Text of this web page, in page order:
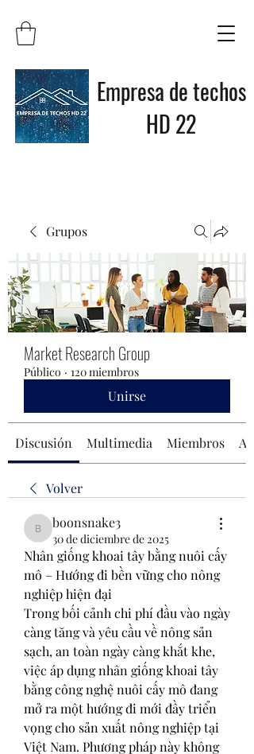
Empresa de techos
HD 22
Grupos
Market Research Group
Público · 120 miembros
Unirse
Discusión Multimedia Miembros
Volver
boonsnake3
boonsnake3
30 de diciembre de 2025
Nhân giống khoai tây bằng nuôi cấy
mô – Hướng đi bền vững cho nông
nghiệp hiện đại
Trong bối cảnh chi phí đầu vào ngày
càng tăng và yêu cầu về nông sản
sạch, an toàn ngày càng khắt khe,
việc áp dụng nhân giống khoai tây
bằng công nghệ nuôi cấy mô đang
mở ra một hướng đi mới đầy triển
vọng cho sản xuất nông nghiệp tại
Việt Nam. Phương pháp này không